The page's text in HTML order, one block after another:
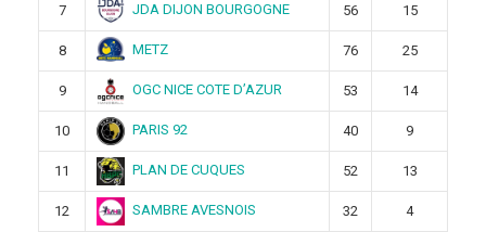
7 JDA DIJON BOURGOGNE 56 15
8 METZ 76 25
9 OGC NICE COTE D’AZUR 53 14
10 PARIS 92 40 9
11 PLAN DE CUQUES 52 13
12 SAMBRE AVESNOIS 32 4